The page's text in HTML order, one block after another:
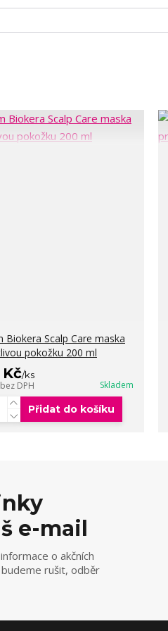
Biokera Scalp Care maska
pokožku 200 ml
/ks
bez DPH Skladem
Přidat do košíku
e-mail
o akčních
budeme rušit, odběr